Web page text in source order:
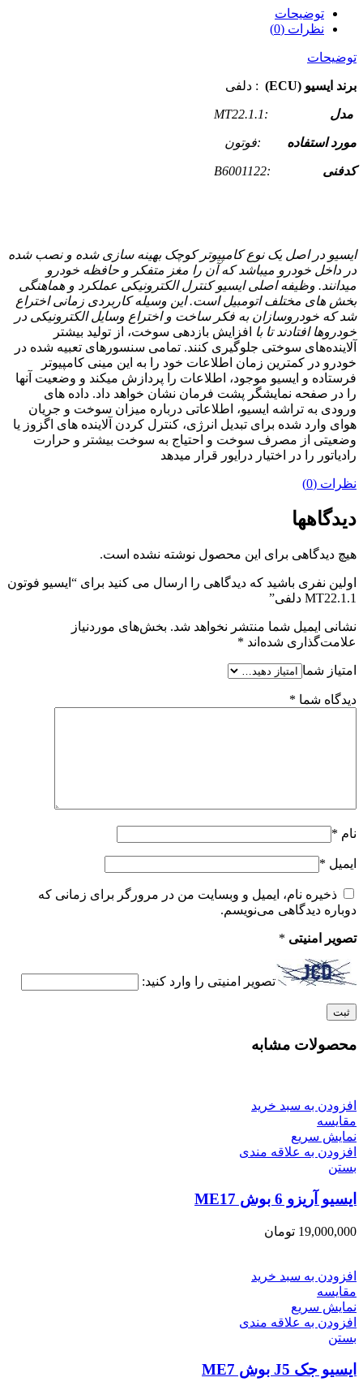
توضیحات
نظرات (0)
توضیحات
برند ایسیو (ECU) : دلفی
مدل :MT22.1.1
مورد استفاده :فوتون
کدفنی :B6001122
ایسیو در اصل یک نوع کامپیوتر کوچک بهینه سازی شده و نصب شده
در داخل خودرو میباشد که آن را مغز متفکر و حافظه خودرو
میدانند. وظیفه اصلی ایسیو کنترل الکترونیکی عملکرد و هماهنگی
بخش های مختلف اتومبیل است. این وسیله کاربردی زمانی اختراع
شد که خودروسازان به فکر ساخت و اختراع وسایل الکترونیکی در
خودروها افتادند تا با
افزایش بازدهی سوخت، از تولید بیشتر
آلاینده‌های سوختی جلوگیری کنند. تمامی سنسورهای تعبیه شده در
خودرو در کمترین زمان اطلاعات خود را به این مینی کامپیوتر
فرستاده و ایسیو موجود، اطلاعات را پردازش میکند و وضعیت آنها
را در صفحه نمایشگر پشت فرمان نشان خواهد داد. داده های
ورودی به تراشه ایسیو، اطلاعاتی درباره میزان سوخت و جریان
هوای وارد شده برای تبدیل انرژی، کنترل کردن آلاینده های اگزوز یا
وضعیتی از مصرف سوخت و احتیاج به سوخت بیشتر و حرارت
رادیاتور را در اختیار درایور قرار میدهد
نظرات (0)
دیدگاهها
هیچ دیدگاهی برای این محصول نوشته نشده است.
اولین نفری باشید که دیدگاهی را ارسال می کنید برای “ایسیو فوتون
MT22.1.1 دلفی”
نشانی ایمیل شما منتشر نخواهد شد. بخش‌های موردنیاز
علامت‌گذاری شده‌اند *
امتیاز شما
دیدگاه شما *
نام *
ایمیل *
ذخیره نام، ایمیل و وبسایت من در مرورگر برای زمانی که
دوباره دیدگاهی می‌نویسم.
تصویر امنیتی *
تصویر امنیتی را وارد کنید:
محصولات مشابه
افزودن به سبد خرید
مقایسه
نمایش سریع
افزودن به علاقه مندی
بستن
ایسیو آریزو 6 بوش ME17
19,000,000 تومان
افزودن به سبد خرید
مقایسه
نمایش سریع
افزودن به علاقه مندی
بستن
ایسیو جک J5 بوش ME7